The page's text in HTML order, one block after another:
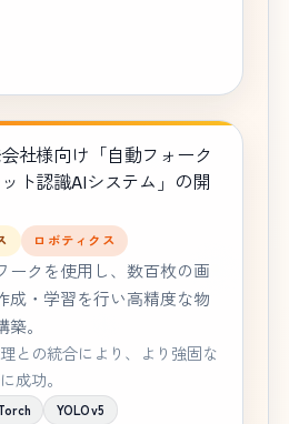
社様向け「自動フォーク
ト認識AIシステム」の開
ロボティクス
ークを使用し、数百枚の画
成・学習を行い高精度な物
。
との統合により、より強固な
成功。
YOLOv5